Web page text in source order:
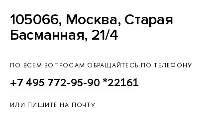
105066, Москва, Старая
Басманная, 21/4
ПО ВСЕМ ВОПРОСАМ ОБРАЩАЙТЕСЬ ПО ТЕЛЕФОНУ
+7 495 772-95-90 *22161
ИЛИ ПИШИТЕ НА ПОЧТУ